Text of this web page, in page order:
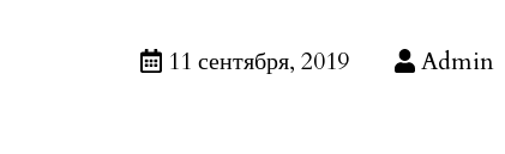
11 сентября, 2019 Admin